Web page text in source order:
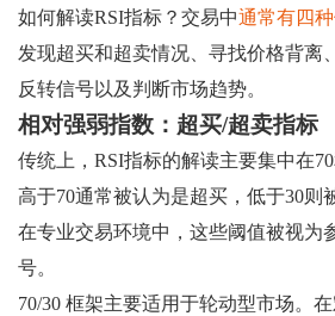
如何解读RSI指标？交易中通常有四
发现超买和超卖情况、寻找价格背离
反转信号以及判断市场趋势。
相对强弱指数：超买/超卖指标
传统上，RSI指标的解读主要集中在70
高于70通常被认为是超买，低于30则
在专业交易环境中，这些阈值被视为
号。
70/30 框架主要适用于轮动型市场。